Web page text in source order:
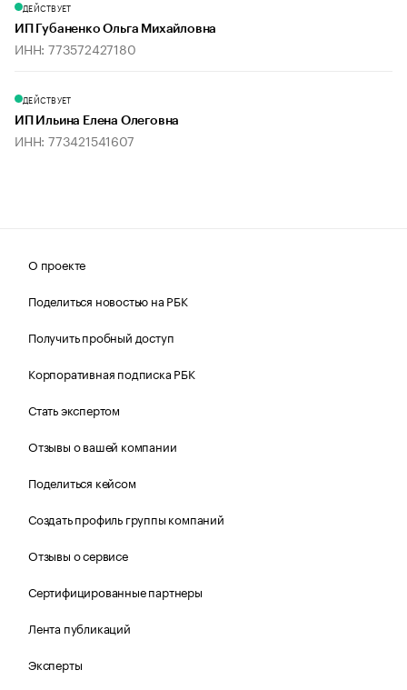
ДЕЙСТВУЕТ
ИП Губаненко Ольга Михайловна
ИНН: 773572427180
ДЕЙСТВУЕТ
ИП Ильина Елена Олеговна
ИНН: 773421541607
О проекте
Поделиться новостью на РБК
Получить пробный доступ
Корпоративная подписка РБК
Стать экспертом
Отзывы о вашей компании
Поделиться кейсом
Создать профиль группы компаний
Отзывы о сервисе
Сертифицированные партнеры
Лента публикаций
Эксперты